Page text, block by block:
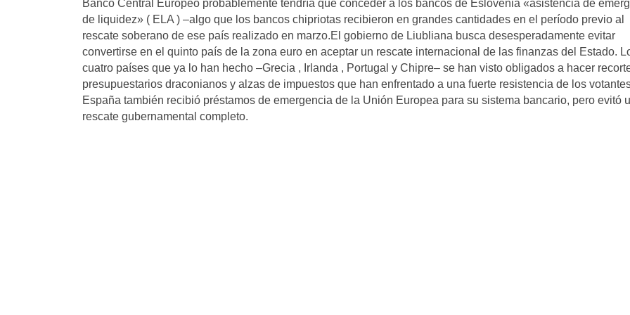
Banco Central Europeo probablemente tendría que conceder a los bancos de Eslovenia «asistencia de
de liquidez» ( ELA ) –algo que los bancos chipriotas recibieron en grandes cantidades en el período previo al
rescate soberano de ese país realizado en marzo.El gobierno de Liubliana busca desesperadamente evitar
convertirse en el quinto país de la zona euro en aceptar un rescate internacional de las finanzas del Estado.
cuatro países que ya lo han hecho –Grecia , Irlanda , Portugal y Chipre– se han visto obligados a hacer
presupuestarios draconianos y alzas de impuestos que han enfrentado a una fuerte resistencia de los
España también recibió préstamos de emergencia de la Unión Europea para su sistema bancario, pero evitó
rescate gubernamental completo.